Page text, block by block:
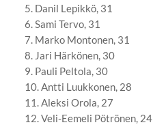
5. ⁠Danil Lepikkö, 31
6. ⁠Sami Tervo, 31
7. ⁠Marko Montonen, 31
8. ⁠Jari Härkönen, 30
9. ⁠Pauli Peltola, 30
10. ⁠Antti Luukkonen, 28
11. ⁠Aleksi Orola, 27
12. ⁠Veli-Eemeli Pötrönen, 24